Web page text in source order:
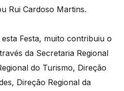
Rui Cardoso Martins.
Festa, muito contribuiu o
da Secretaria Regional
do Turismo, Direção
Direção Regional da